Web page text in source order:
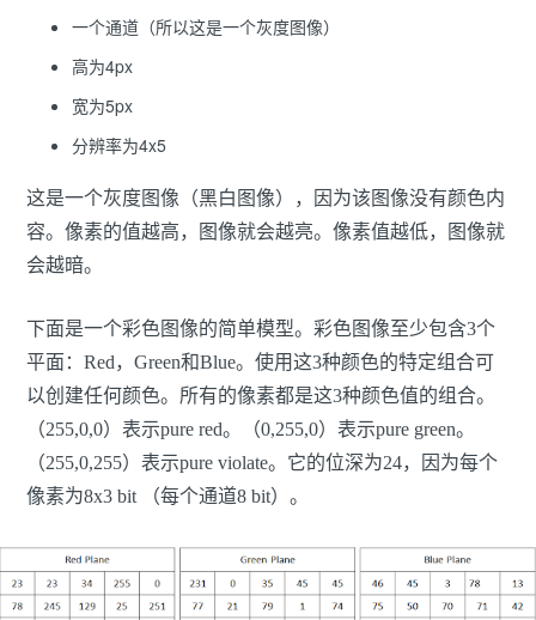
一个通道（所以这是一个灰度图像）
高为4px
宽为5px
分辨率为4x5
这是一个灰度图像（黑白图像），因为该图像没有颜色内
容。像素的值越高，图像就会越亮。像素值越低，图像就
会越暗。
下面是一个彩色图像的简单模型。彩色图像至少包含3个
平面：Red，Green和Blue。使用这3种颜色的特定组合可
以创建任何颜色。所有的像素都是这3种颜色值的组合。
（255,0,0）表示pure red。（0,255,0）表示pure green。
（255,0,255）表示pure violate。它的位深为24，因为每个
像素为8x3 bit （每个通道8 bit）。